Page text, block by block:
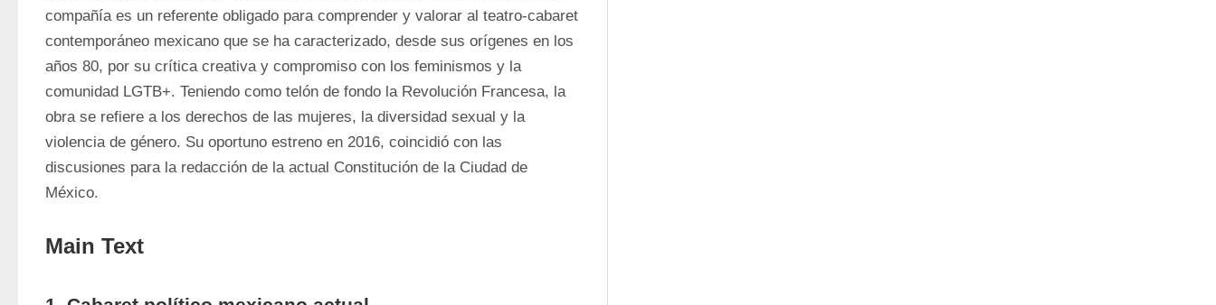
compañía es un referente obligado para comprender y valorar al teatro-cabaret
contemporáneo mexicano que se ha caracterizado, desde sus orígenes en los
años 80, por su crítica creativa y compromiso con los feminismos y la
comunidad LGTB+. Teniendo como telón de fondo la Revolución Francesa, la
obra se refiere a los derechos de las mujeres, la diversidad sexual y la
violencia de género. Su oportuno estreno en 2016, coincidió con las
discusiones para la redacción de la actual Constitución de la Ciudad de
México.
Main Text